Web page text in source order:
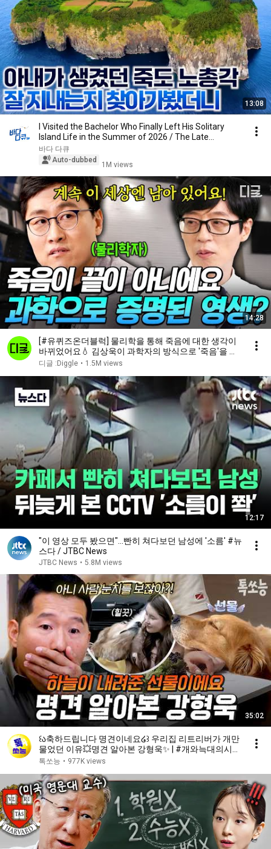
13:08
I Visited the Bachelor Who Finally Left His Solitary
Island Life in the Summer of 2026 / The Late...
바다 다큐
Auto-dubbed
1M views
14:28
[#유퀴즈온더블럭] 물리학을 통해 죽음에 대한 생각이
바뀌었어요💧 김상욱이 과학자의 방식으로 '죽음'을 받
아들이는 법
디글 :Diggle • 1.5M views
12:17
"이 영상 모두 봤으면"…빤히 쳐다보던 남성에 '소름' #뉴
스다 / JTBC News
JTBC News • 5.8M views
35:02
꒰ა축하드립니다 명견이네요໒꒱ 우리집 리트리버가 개만
물었던 이유💥명견 알아본 강형욱✨ | #개와늑대의시간
2 6회
톡쏘능 • 977K views